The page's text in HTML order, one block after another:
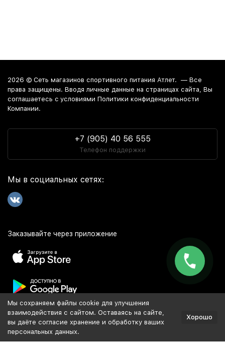
2026 © Сеть магазинов спортивного питания Атлет. — Все
права защищены. Вводя личные данные на страницах сайта, Вы
соглашаетесь c условиями Политики конфиденциальности
Компании.
+7 (905) 40 56 555
Телефон поддержки
Мы в социальных сетях:
Заказывайте через приложение
Популярное
Мы сохраняем файлы cookie для улучшения
взаимодействия с сайтом. Оставаясь на сайте,
вы даёте согласие хранение и обработку ваших
персональных данных.
Хорошо